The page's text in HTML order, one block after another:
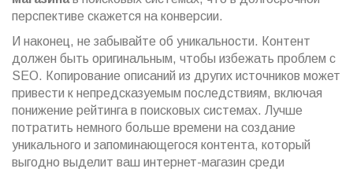
перспективе скажется на конверсии.
И наконец, не забывайте об уникальности. Контент
должен быть оригинальным, чтобы избежать проблем с
SEO. Копирование описаний из других источников может
привести к непредсказуемым последствиям, включая
понижение рейтинга в поисковых системах. Лучше
потратить немного больше времени на создание
уникального и запоминающегося контента, который
выгодно выделит ваш интернет-магазин среди